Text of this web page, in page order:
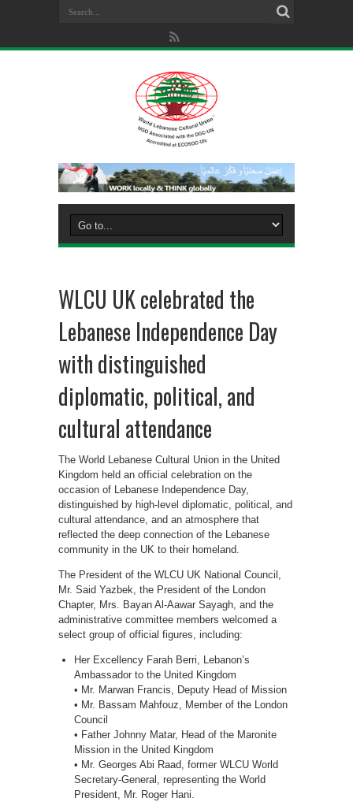
WLCU UK celebrated the
Lebanese Independence Day
with distinguished
diplomatic, political, and
cultural attendance
The World Lebanese Cultural Union in the United
Kingdom held an official celebration on the
occasion of Lebanese Independence Day,
distinguished by high-level diplomatic, political, and
cultural attendance, and an atmosphere that
reflected the deep connection of the Lebanese
community in the UK to their homeland.
The President of the WLCU UK National Council,
Mr. Said Yazbek, the President of the London
Chapter, Mrs. Bayan Al-Aawar Sayagh, and the
administrative committee members welcomed a
select group of official figures, including:
Her Excellency Farah Berri, Lebanon’s
Ambassador to the United Kingdom
• Mr. Marwan Francis, Deputy Head of Mission
• Mr. Bassam Mahfouz, Member of the London
Council
• Father Johnny Matar, Head of the Maronite
Mission in the United Kingdom
• Mr. Georges Abi Raad, former WLCU World
Secretary-General, representing the World
President, Mr. Roger Hani.